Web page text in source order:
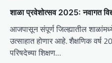
i
g
a
t
शाळा प्रवेशोत्सव 2025: नवागत
आजपासून संपूर्ण जिल्ह्यातील शाळांमध्ये
उत्साहात होणार आहे. शैक्षणिक वर्ष
परिषदेच्या शिक्षण…